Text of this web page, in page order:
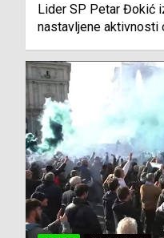
Lider SP Petar Đokić
nastavljene aktivnosti